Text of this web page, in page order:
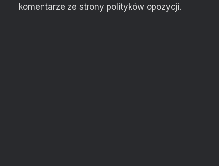
komentarze ze strony polityków opozycji.